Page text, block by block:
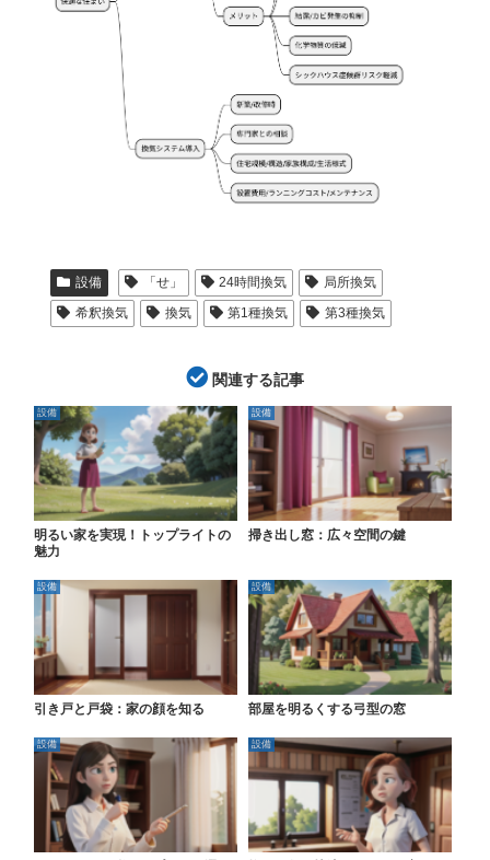
設備 「せ」 24時間換気
局所換気
希釈換気
換気 第1種換気 第3種換気
関連する記事
設備
明るい家を実現！トップライトの
魅力
設備
掃き出し窓：広々空間の鍵
設備
引き戸と戸袋：家の顔を知る
設備
部屋を明るくする弓型の窓
設備 設備